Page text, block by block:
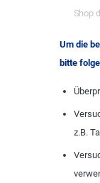
Um die
bitte
z.B.